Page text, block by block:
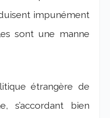
impunément
sont une manne
étrangère de
s’accordant bien